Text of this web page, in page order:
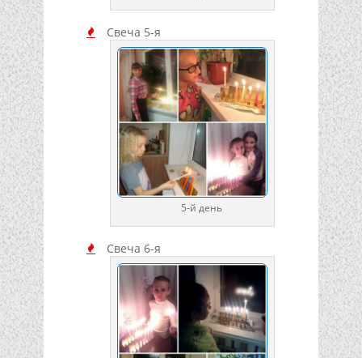
Свеча 5-я
5-й день
Свеча 6-я